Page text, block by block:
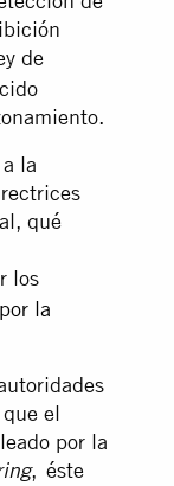
de
la
qué
los
la
el
por la
, éste